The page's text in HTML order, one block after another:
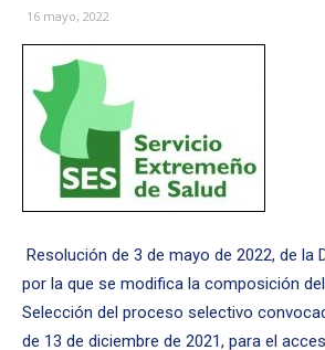
16 mayo, 2022
Resolución de 3 de mayo de 2022, de la
por la que se modifica la composición
Selección del proceso selectivo
de 13 de diciembre de 2021, para el